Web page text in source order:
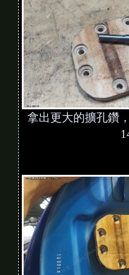
拿出更大的擴孔鑽